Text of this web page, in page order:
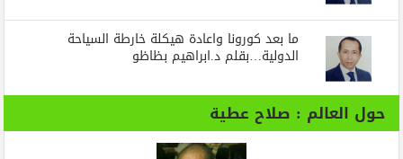
ما بعد كورونا واعادة هيكلة خارطة السياحة
الدولية…بقلم د.ابراهيم بظاظو
حول العالم : صلاح عطية